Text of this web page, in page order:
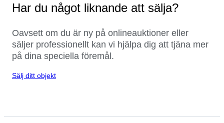
Har du något liknande att sälja?
Oavsett om du är ny på onlineauktioner eller
säljer professionellt kan vi hjälpa dig att tjäna mer
på dina speciella föremål.
Sälj ditt objekt